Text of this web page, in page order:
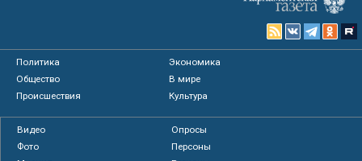
Политика
Экономика
Общество
В мире
Происшествия
Культура
Видео
Опросы
Фото
Персоны